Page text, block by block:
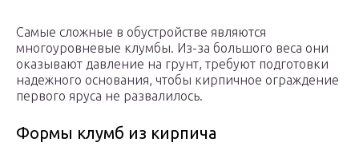
Самые сложные в обустройстве являются
многоуровневые клумбы. Из-за большого веса они
оказывают давление на грунт, требуют подготовки
надежного основания, чтобы кирпичное ограждение
первого яруса не развалилось.
Формы клумб из кирпича